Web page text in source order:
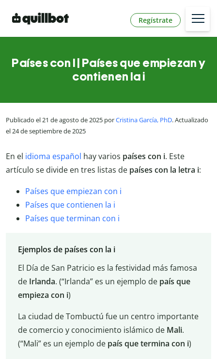
Regístrate
Países con I | Países que empiezan y
contienen la i
Publicado el 21 de agosto de 2025 porCristina García, PhD. Actualizado
el 24 de septiembre de 2025
En el idioma español hay varios países con i. Este
artículo se divide en tres listas de países con la letra i:
Países que empiezan con i
Países que contienen la i
Países que terminan con i
Ejemplos de países con la i
El Día de San Patricio es la festividad más famosa
de Irlanda. (“Irlanda” es un ejemplo de país que
empieza con i)
La ciudad de Tombuctú fue un centro importante
de comercio y conocimiento islámico de Mali.
(“Mali” es un ejemplo de país que termina con i)